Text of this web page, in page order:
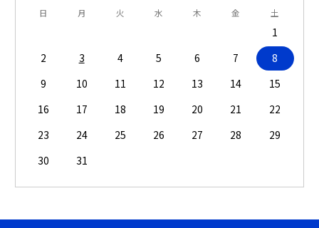
日 月 火 水 木 金 土
1
2
3 4 5 6 7
8
9
10 11 12 13 14
15
16
17 18 19 20 21
22
23
24 25 26 27 28
29
30
31